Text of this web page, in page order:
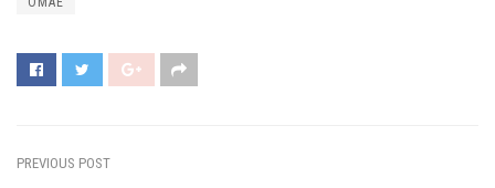
PREVIOUS POST